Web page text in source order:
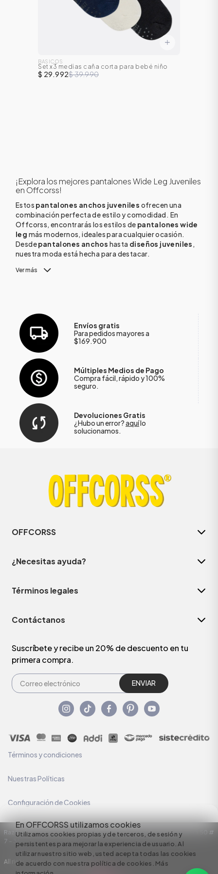
En OFFCORSS utilizamos cookies
Utilizamos cookies propias y de terceros, de sesión y
persistentes para mejorar la experiencia de usuario. Al
utilizar nuestro sitio web, usted acepta todas las cookies
de acuerdo con nuestra política de cookies. Más
BASICOS
Set x3 medias caña corta para bebé niño
$ 29.992$ 39.990
¡Explora los mejores pantalones Wide Leg Juveniles
en Offcorss!
Estos pantalones anchos juveniles ofrecen una
combinación perfecta de estilo y comodidad. En
Offcorss, encontrarás los estilos de pantalones wide
leg más modernos, ideales para cualquier ocasión.
Desdepantalones anchos hasta diseños juveniles ,
nuestra moda está hecha para destacar.
Ver más
Envíos gratis
Para pedidos mayores a
$169.900
Múltiples Medios de Pago
Compra fácil, rápido y 100%
seguro.
Devoluciones Gratis
¿Hubo un error?aquílo
solucionamos.
OFFCORSS
¿Necesitas ayuda?
Términos legales
Contáctanos
Suscríbete y recibe un 20% de descuento en tu
primera compra.
ENVIAR
Términos y condiciones
Nuestras Políticas
Configuración de Cookies
Razón Social: C.I HERMECO S.A. NIT: 890924167-6 Dirección: Carrera 50 #
7 – 35
All rights reserved empowered by